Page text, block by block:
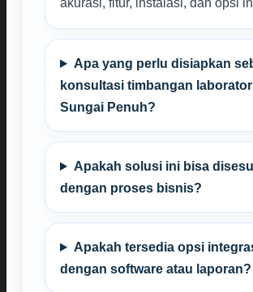
akurasi, fitur, instalasi, dan opsi
Apa yang perlu disiapkan
konsultasi timbangan
Sungai Penuh?
Apakah solusi ini bisa
dengan proses bisnis?
Apakah tersedia opsi
dengan software atau laporan?